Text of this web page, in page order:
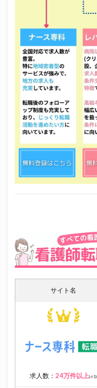
サイト名
求人数： 24万件以上(※1)